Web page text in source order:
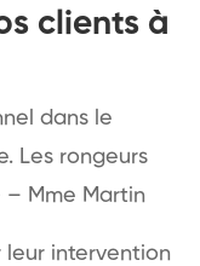
clients à
dans le
Les rongeurs
Mme Martin
leur intervention